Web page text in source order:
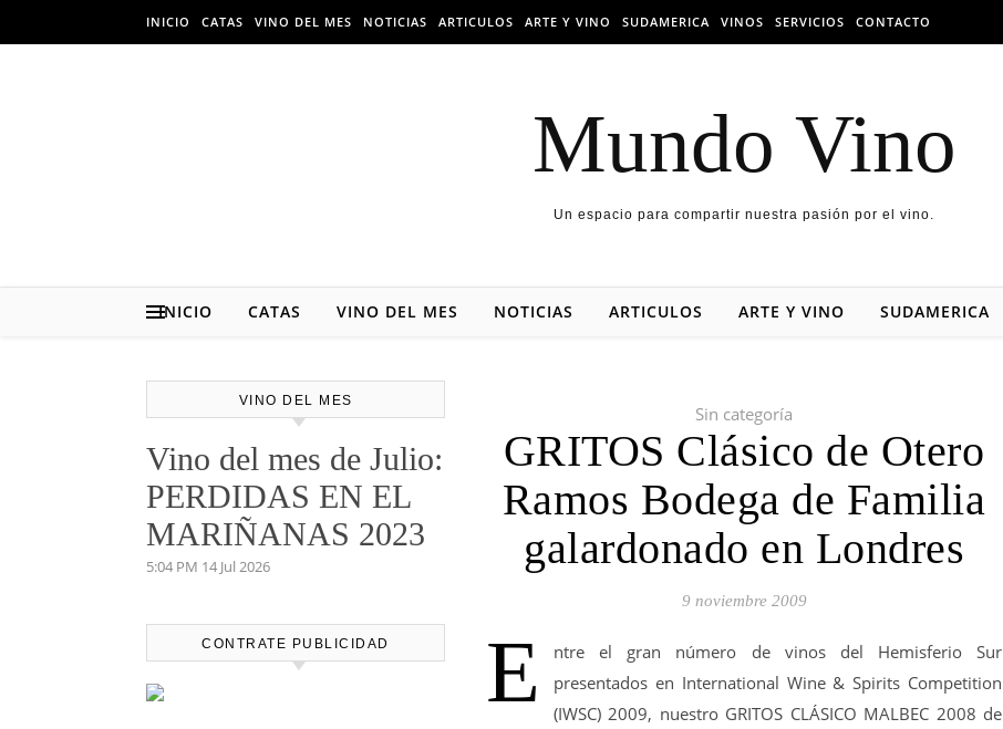
INICIO CATAS VINO DEL MES NOTICIAS ARTICULOS ARTE Y VINO SUDAMERICA VINOS SERVICIOS CONTACTO
Mundo Vino
Un espacio para compartir nuestra pasión por el vino.
INICIO CATAS VINO DEL MES NOTICIAS ARTICULOS ARTE Y VINO SUDAMERICA
VINO DEL MES
Vino del mes de Julio:
PERDIDAS EN EL
MARIÑANAS 2023
5:04 PM 14 Jul 2026
CONTRATE PUBLICIDAD
Sin categoría
GRITOS Clásico de Otero
Ramos Bodega de Familia
galardonado en Londres
9 noviembre 2009
E
ntre el gran número de vinos del Hemisferio Sur
presentados en International Wine & Spirits Competition
(IWSC) 2009, nuestro GRITOS CLÁSICO MALBEC 2008 de